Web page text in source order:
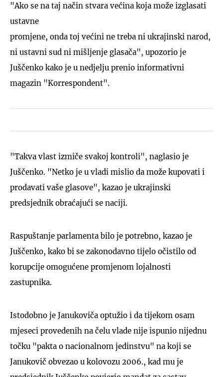
"Ako se na taj način stvara većina koja može izglasati
ustavne
promjene, onda toj većini ne treba ni ukrajinski narod,
ni ustavni sud ni mišljenje glasača", upozorio je
Juščenko kako je u nedjelju prenio informativni
magazin "Korrespondent".
"Takva vlast izmiče svakoj kontroli", naglasio je
Juščenko. "Netko je u vladi mislio da može kupovati i
prodavati vaše glasove", kazao je ukrajinski
predsjednik obraćajući se naciji.
Raspuštanje parlamenta bilo je potrebno, kazao je
Juščenko, kako bi se zakonodavno tijelo očistilo od
korupcije omogućene promjenom lojalnosti
zastupnika.
Istodobno je Janukoviča optužio i da tijekom osam
mjeseci provedenih na čelu vlade nije ispunio nijednu
točku "pakta o nacionalnom jedinstvu" na koji se
Janukovič obvezao u kolovozu 2006., kad mu je